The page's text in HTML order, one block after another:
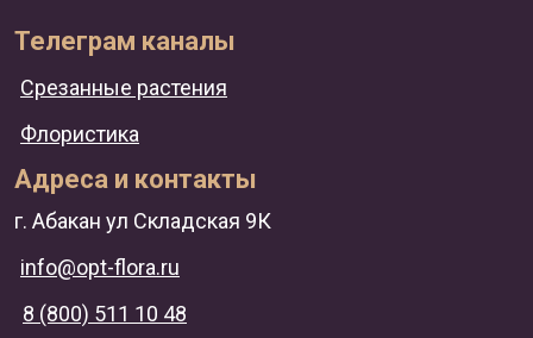
Телеграм каналы
Срезанные растения
Флористика
Адреса и контакты
г. Абакан ул Складская 9К
info@opt-flora.ru
8 (800) 511 10 48